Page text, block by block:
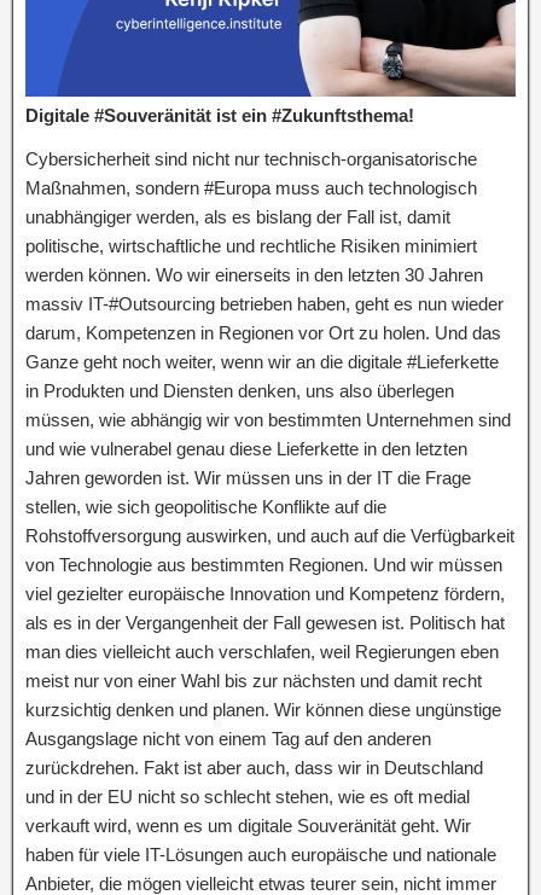
Digitale #Souveränität ist ein #Zukunftsthema!
Cybersicherheit sind nicht nur technisch-organisatorische
Maßnahmen, sondern #Europa muss auch technologisch
unabhängiger werden, als es bislang der Fall ist, damit
politische, wirtschaftliche und rechtliche Risiken minimiert
werden können. Wo wir einerseits in den letzten 30 Jahren
massiv IT-#Outsourcing betrieben haben, geht es nun wieder
darum, Kompetenzen in Regionen vor Ort zu holen. Und das
Ganze geht noch weiter, wenn wir an die digitale #Lieferkette
in Produkten und Diensten denken, uns also überlegen
müssen, wie abhängig wir von bestimmten Unternehmen sind
und wie vulnerabel genau diese Lieferkette in den letzten
Jahren geworden ist. Wir müssen uns in der IT die Frage
stellen, wie sich geopolitische Konflikte auf die
Rohstoffversorgung auswirken, und auch auf die Verfügbarkeit
von Technologie aus bestimmten Regionen. Und wir müssen
viel gezielter europäische Innovation und Kompetenz fördern,
als es in der Vergangenheit der Fall gewesen ist. Politisch hat
man dies vielleicht auch verschlafen, weil Regierungen eben
meist nur von einer Wahl bis zur nächsten und damit recht
kurzsichtig denken und planen. Wir können diese ungünstige
Ausgangslage nicht von einem Tag auf den anderen
zurückdrehen. Fakt ist aber auch, dass wir in Deutschland
und in der EU nicht so schlecht stehen, wie es oft medial
verkauft wird, wenn es um digitale Souveränität geht. Wir
haben für viele IT-Lösungen auch europäische und nationale
Anbieter, die mögen vielleicht etwas teurer sein, nicht immer